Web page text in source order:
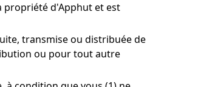
propriété d'Apphut et est
transmise ou distribuée de
ou pour tout autre